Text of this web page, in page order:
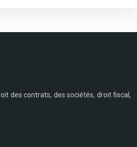
des contrats, des sociétés, droit fiscal,